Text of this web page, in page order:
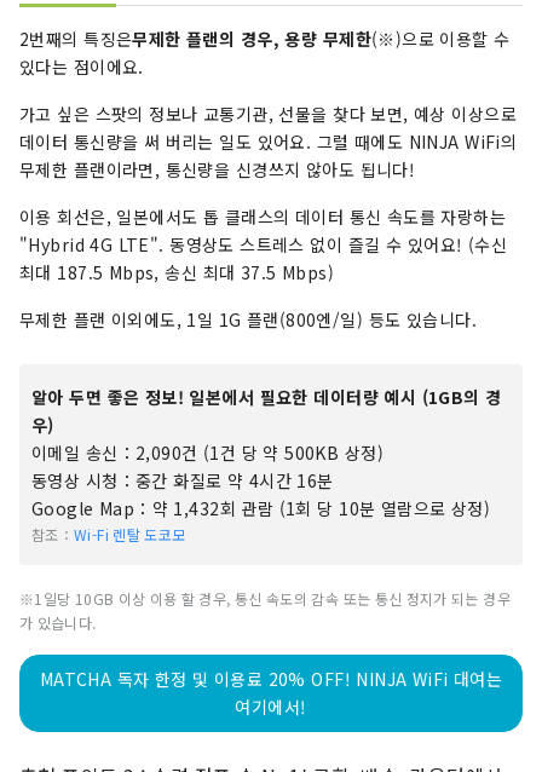
2번째의 특징은무제한 플랜의 경우, 용량 무제한(※)으로 이용할 수
있다는 점이에요.
가고 싶은 스팟의 정보나 교통기관, 선물을 찾다 보면, 예상 이상으로
데이터 통신량을 써 버리는 일도 있어요. 그럴 때에도 NINJA WiFi의
무제한 플랜이라면, 통신량을 신경쓰지 않아도 됩니다!
이용 회선은, 일본에서도 톱 클래스의 데이터 통신 속도를 자랑하는
"Hybrid 4G LTE". 동영상도 스트레스 없이 즐길 수 있어요! (수신
최대 187.5 Mbps, 송신 최대 37.5 Mbps)
무제한 플랜 이외에도, 1일 1G 플랜(800엔/일) 등도 있습니다.
알아 두면 좋은 정보! 일본에서 필요한 데이터량 예시 (1GB의 경
우)
이메일 송신：2,090건 (1건 당 약 500KB 상정)
동영상 시청：중간 화질로 약 4시간 16분
Google Map：약 1,432회 관람 (1회 당 10분 열람으로 상정)
참조：Wi-Fi 렌탈 도코모
※1일당 10GB 이상 이용 할 경우, 통신 속도의 감속 또는 통신 정지가 되는 경우
가 있습니다.
MATCHA 독자 한정 및 이용료 20% OFF! NINJA WiFi 대여는
여기에서!